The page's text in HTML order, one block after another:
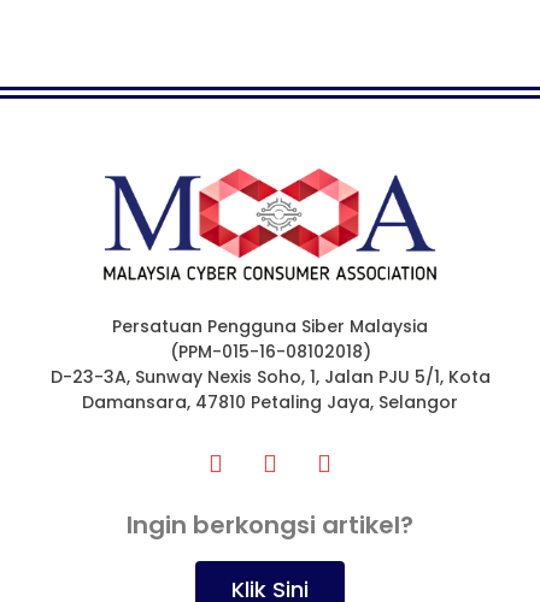
Persatuan Pengguna Siber Malaysia
(PPM-015-16-08102018)
D-23-3A, Sunway Nexis Soho, 1, Jalan PJU 5/1, Kota
Damansara, 47810 Petaling Jaya, Selangor
Ingin berkongsi artikel?
Klik Sini